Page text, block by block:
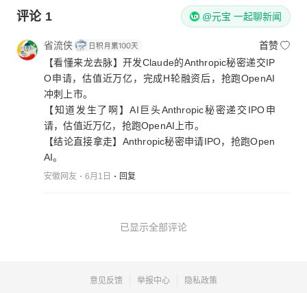
评论 1 @元宝 一起聊新闻
省流侠
首赞
【看懂来龙去脉】开发Claude的Anthropic秘密递交IP
O申请，估值近万亿，完成H轮融资后，抢跑OpenAI
冲刺上市。
【知道发生了啊】AI巨头Anthropic秘密递交IPO申
请，估值近万亿，抢跑OpenAI上市。
【结论直接拿走】Anthropic秘密申请IPO，抢跑Open
AI。
安徽网友 6月1日 回复
已显示全部评论
意见反馈 举报中心 隐私政策